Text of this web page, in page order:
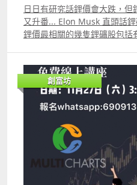
日日有研究話鋰價會大跌，
又升番... Elon Musk 直頭話
鋰價最相關的幾隻鋰礦股包
創富坊